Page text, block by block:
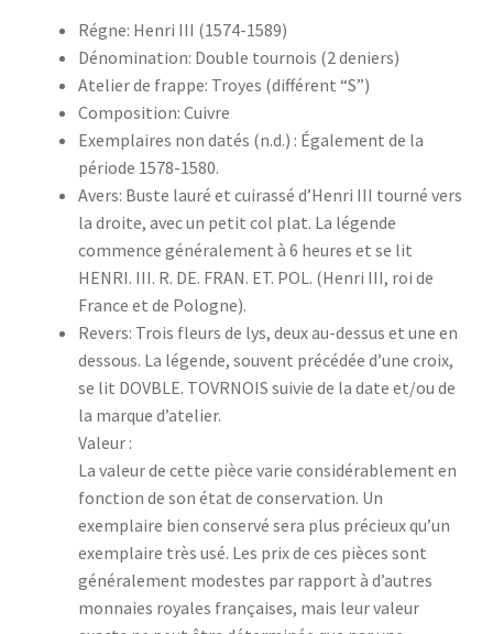
Régne: Henri III (1574-1589)
Dénomination: Double tournois (2 deniers)
Atelier de frappe: Troyes (différent “S”)
Composition: Cuivre
Exemplaires non datés (n.d.) : Également de la
période 1578-1580.
Avers: Buste lauré et cuirassé d’Henri III tourné vers
la droite, avec un petit col plat. La légende
commence généralement à 6 heures et se lit
HENRI. III. R. DE. FRAN. ET. POL. (Henri III, roi de
France et de Pologne).
Revers: Trois fleurs de lys, deux au-dessus et une en
dessous. La légende, souvent précédée d’une croix,
se lit DOVBLE. TOVRNOIS suivie de la date et/ou de
la marque d’atelier.
Valeur :
La valeur de cette pièce varie considérablement en
fonction de son état de conservation. Un
exemplaire bien conservé sera plus précieux qu’un
exemplaire très usé. Les prix de ces pièces sont
généralement modestes par rapport à d’autres
monnaies royales françaises, mais leur valeur